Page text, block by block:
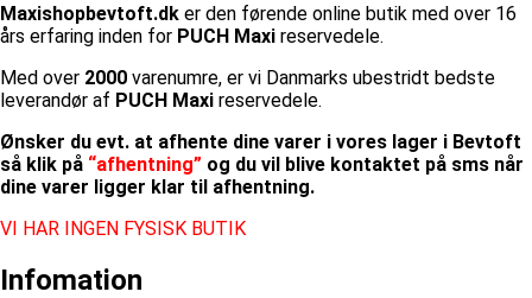
Maxishopbevtoft.dk er den førende online butik med over 16
års erfaring inden for PUCH Maxi reservedele.
Med over 2000 varenumre, er vi Danmarks ubestridt bedste
leverandør af PUCH Maxi reservedele.
Ønsker du evt. at afhente dine varer i vores lager i Bevtoft
så klik på “afhentning” og du vil blive kontaktet på sms når
dine varer ligger klar til afhentning.
VI HAR INGEN FYSISK BUTIK
Infomation